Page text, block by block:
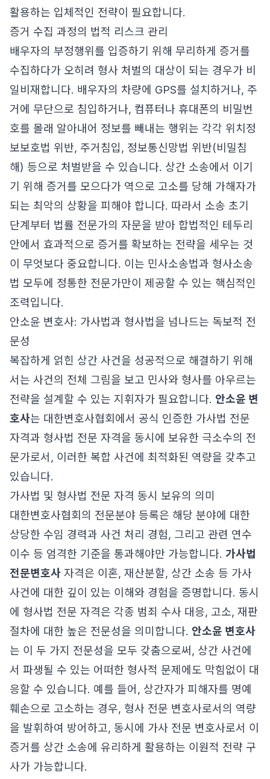
활용하는 입체적인 전략이 필요합니다.
증거 수집 과정의 법적 리스크 관리
배우자의 부정행위를 입증하기 위해 무리하게 증거를
수집하다가 오히려 형사 처벌의 대상이 되는 경우가 비
일비재합니다. 배우자의 차량에 GPS를 설치하거나, 주
거에 무단으로 침입하거나, 컴퓨터나 휴대폰의 비밀번
호를 몰래 알아내어 정보를 빼내는 행위는 각각 위치정
보보호법 위반, 주거침입, 정보통신망법 위반(비밀침
해) 등으로 처벌받을 수 있습니다. 상간 소송에서 이기
기 위해 증거를 모으다가 역으로 고소를 당해 가해자가
되는 최악의 상황을 피해야 합니다. 따라서 소송 초기
단계부터 법률 전문가의 자문을 받아 합법적인 테두리
안에서 효과적으로 증거를 확보하는 전략을 세우는 것
이 무엇보다 중요합니다. 이는 민사소송법과 형사소송
법 모두에 정통한 전문가만이 제공할 수 있는 핵심적인
조력입니다.
안소윤 변호사: 가사법과 형사법을 넘나드는 독보적 전
문성
복잡하게 얽힌 상간 사건을 성공적으로 해결하기 위해
서는 사건의 전체 그림을 보고 민사와 형사를 아우르는
전략을 설계할 수 있는 지휘자가 필요합니다. 안소윤 변
호사는 대한변호사협회에서 공식 인증한 가사법 전문
자격과 형사법 전문 자격을 동시에 보유한 극소수의 전
문가로서, 이러한 복합 사건에 최적화된 역량을 갖추고
있습니다.
가사법 및 형사법 전문 자격 동시 보유의 의미
대한변호사협회의 전문분야 등록은 해당 분야에 대한
상당한 수임 경력과 사건 처리 경험, 그리고 관련 연수
이수 등 엄격한 기준을 통과해야만 가능합니다. 가사법
전문변호사 자격은 이혼, 재산분할, 상간 소송 등 가사
사건에 대한 깊이 있는 이해와 경험을 증명합니다. 동시
에 형사법 전문 자격은 각종 범죄 수사 대응, 고소, 재판
절차에 대한 높은 전문성을 의미합니다. 안소윤 변호사
는 이 두 가지 전문성을 모두 갖춤으로써, 상간 사건에
서 파생될 수 있는 어떠한 형사적 문제에도 막힘없이 대
응할 수 있습니다. 예를 들어, 상간자가 피해자를 명예
훼손으로 고소하는 경우, 형사 전문 변호사로서의 역량
을 발휘하여 방어하고, 동시에 가사 전문 변호사로서 이
증거를 상간 소송에 유리하게 활용하는 이원적 전략 구
사가 가능합니다.